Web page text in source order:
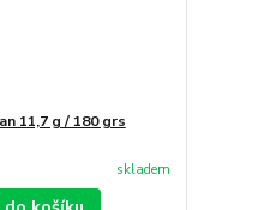
11,7 g / 180 grs
skladem